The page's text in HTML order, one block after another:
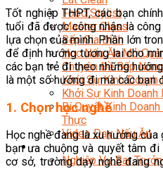
Food Stylist
Master Class
Bếp Gia Đình
Học Nấu Ăn Mở
Chuyên Đề Bếp
Khởi Sự Kinh Doanh
Khởi Sự Kinh Doanh
Bí Quyết Kinh
Thực
Video Dạy Nấu Ăn
Pha Chế
Nghiệp Vụ Bar
Tốt nghiệp THPT, các bạn
tuổi đã được công nhận là
lựa chọn của mình. Phần lớn
để định hướng tương lai cho
các bạn trẻ đi theo những
là một số hướng đi mà các bạn
1. Chọn học nghề
Học nghề đang là xu hướng
bạn ưa chuộng và quyết tâm
cơ sở, trường dạy nghề đang